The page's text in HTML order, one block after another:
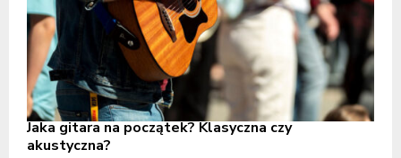
Jaka gitara na początek? Klasyczna czy
akustyczna?